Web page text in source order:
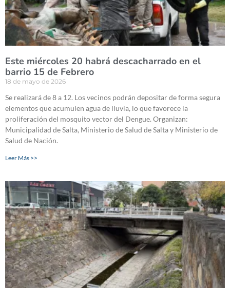
Este miércoles 20 habrá descacharrado en el
barrio 15 de Febrero
18 de mayo de 2026
Se realizará de 8 a 12. Los vecinos podrán depositar de forma segura
elementos que acumulen agua de lluvia, lo que favorece la
proliferación del mosquito vector del Dengue. Organizan:
Municipalidad de Salta, Ministerio de Salud de Salta y Ministerio de
Salud de Nación.
Leer Más >>